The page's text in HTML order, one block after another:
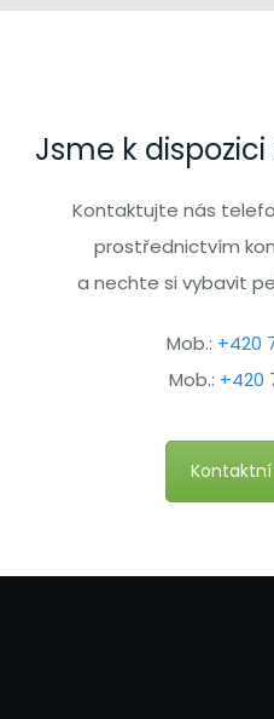
Jsme k
Kontaktujte nás
prostřednictvím
a nechte si vybavit
Mob.: +420
Mob.: +420